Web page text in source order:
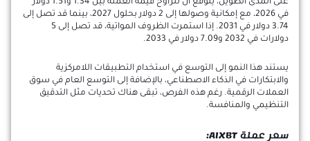
في 2026، مع إمكانية وصولها إلى 2 دولار بحلول 2027، بينما قد تصل إلى
3.74 دولار في 2031. إذا استمرت الظروف المواتية، قد تصل إلى 5
دولارات في 2032 و7.09 دولار في 2033.
يستند هذا النمو إلى التوسع في استخدام التطبيقات اللامركزية
والابتكارات في الذكاء الاصطناعي، بالإضافة إلى التوسع العام في سوق
العملات الرقمية. رغم هذه الفرص، تبقى هناك تحديات مثل التدقيق
التنظيمي والمنافسة.
سعر عملةAIXBT: